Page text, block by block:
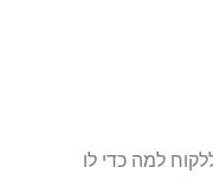
למה כדי לו